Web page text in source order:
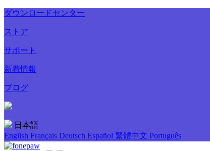
ダウンロードセンター
ストア
サポート
新着情報
ブログ
日本語
English Français Deutsch Español 繁體中文 Português